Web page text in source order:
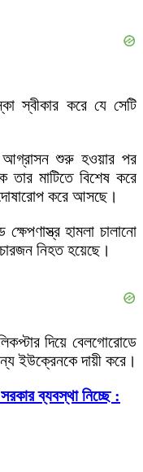
স্বীকার করে যে সেটি
আগ্রাসন শুরু হওয়ার পর
তার মাটিতে বিশেষ করে
করে আসছে।
হামলা চালানো
নিহত হয়েছে।
দিয়ে বেলগোরোডে
ইউক্রেনকে দায়ী করে।
সরকার ব্যবস্থা নিচ্ছে :